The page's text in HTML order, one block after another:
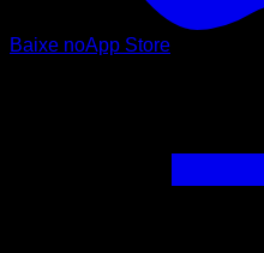
Baixe noApp Store